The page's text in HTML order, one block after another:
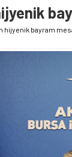
Suudi
Türkiye:
hijyenik bayram